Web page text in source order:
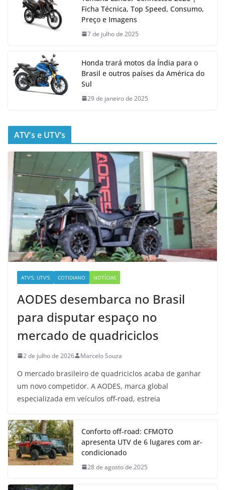
Ficha Técnica, Top Speed, Consumo,
Preço e Imagens
7 de julho de 2025
Honda trará motos da Índia para o
Brasil e outros países da América do
Sul
29 de janeiro de 2025
ATV’s e UTV’s
ATV'S, UTV'S COTIDIANO NOTÍCIAS
AODES desembarca no Brasil
para disputar espaço no
mercado de quadriciclos
2 de julho de 2026 Marcelo Souza
O mercado brasileiro de quadriciclos acaba de ganhar
um novo competidor. A AODES, marca global
especializada em veículos off-road, estreia
Conforto off-road: CFMOTO
apresenta UTV de 6 lugares com ar-
condicionado
28 de agosto de 2025